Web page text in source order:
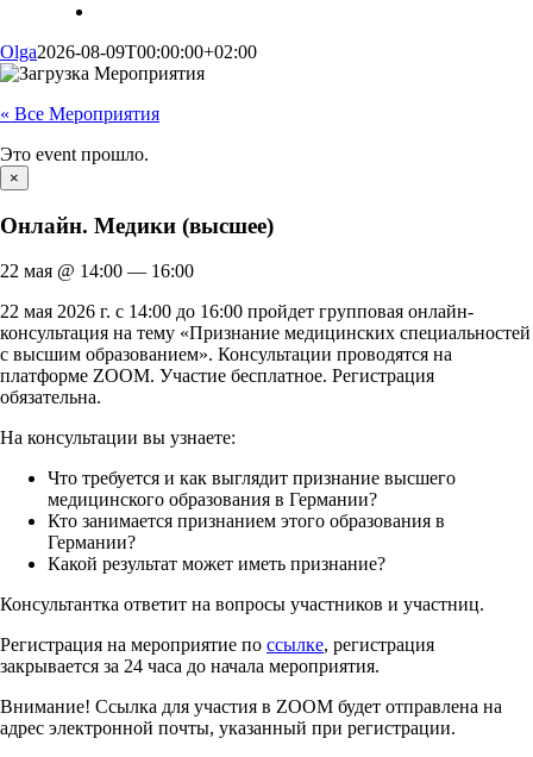
Olga2026-08-09T00:00:00+02:00
« Все Мероприятия
Это event прошло.
×
Онлайн. Медики (высшее)
22 мая @ 14:00 — 16:00
22 мая 2026 г. с 14:00 до 16:00 пройдет групповая онлайн-
консультация на тему «Признание медицинских специальностей
с высшим образованием». Консультации проводятся на
платформе ZOOM. Участие бесплатное. Регистрация
обязательна.
На консультации вы узнаете:
Что требуется и как выглядит признание высшего
медицинского образования в Германии?
Кто занимается признанием этого образования в
Германии?
Какой результат может иметь признание?
Консультантка ответит на вопросы участников и участниц.
Регистрация на мероприятие по ссылке, регистрация
закрывается за 24 часа до начала мероприятия.
Внимание! Ссылка для участия в ZOOM будет отправлена на
адрес электронной почты, указанный при регистрации.